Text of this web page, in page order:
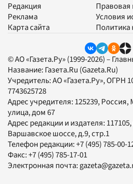
Редакция
Реклама
Карта сайта
Условия
Политика
© АО «Газета.Ру» (1999-2026) –
Название: Газета.Ru (Gazeta.Ru)
Учредитель:АО «Газета.Ру», ОГРН
7743625728
Адрес учредителя: 125239,
улица, дом 67
Адрес редакции и издателя: 117105,
Варшавское шоссе, д.9, стр.1
Телефон редакции:+7 (495) 785-00-
Факс:+7 (495) 785-17-01
Электронная почта: